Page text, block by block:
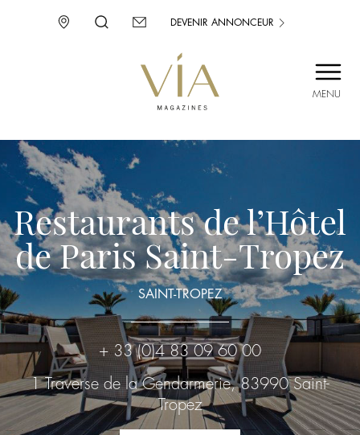
MENU
ENVIE D’AILLEURS
DEVENIR ANNONCEUR
Restaurants de l’Hôtel
de Paris Saint-Tropez
SAINT-TROPEZ
+ 33 (0)4 83 09 60 00
1 Traverse de la Gendarmerie, 83990 Saint-
Tropez